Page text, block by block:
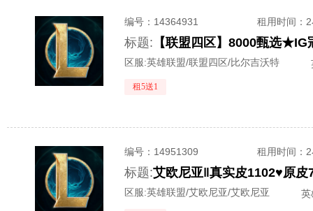
编号： 14364931 租用时间 ：
标题:
区服:英雄联盟/联盟四区/比尔吉沃特
租5送1
编号： 14951309 租用时间 ：
标题:艾欧尼亚‖真实皮1102♥原
区服:英雄联盟/艾欧尼亚/艾欧尼亚